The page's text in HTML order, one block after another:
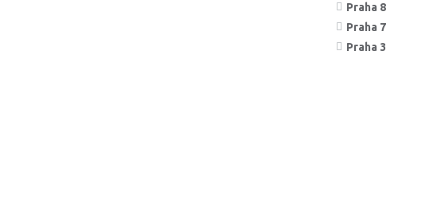
Praha 8
Praha 7
Praha 3